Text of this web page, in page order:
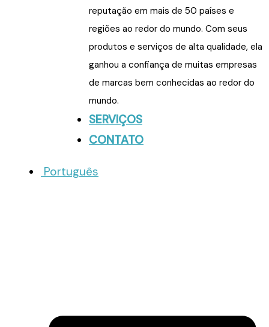
reputação em mais de 50 países e
regiões ao redor do mundo. Com seus
produtos e serviços de alta qualidade, ela
ganhou a confiança de muitas empresas
de marcas bem conhecidas ao redor do
mundo.
SERVIÇOS
CONTATO
Português